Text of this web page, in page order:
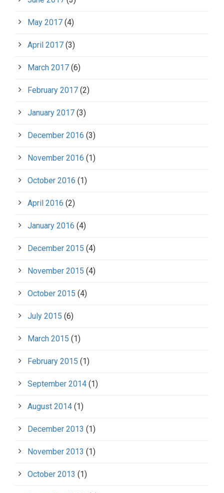
May 2017 (4)
April 2017 (3)
March 2017 (6)
February 2017 (2)
January 2017 (3)
December 2016 (3)
November 2016 (1)
October 2016 (1)
April 2016 (2)
January 2016 (4)
December 2015 (4)
November 2015 (4)
October 2015 (4)
July 2015 (6)
March 2015 (1)
February 2015 (1)
September 2014 (1)
August 2014 (1)
December 2013 (1)
November 2013 (1)
October 2013 (1)